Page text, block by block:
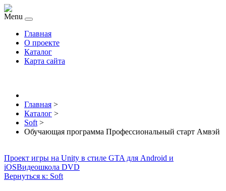
Menu
Главная
О проекте
Каталог
Карта сайта
Главная >
Каталог >
Soft >
Обучающая программа Профессиональный старт Амвэй
Проект игры на Unity в стиле GTA для Android и
iOSВидеошкола DVD
Вернуться к: Soft